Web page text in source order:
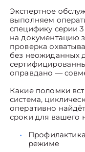
Экспертное
выполняем
специфику серии 3
на документацию
проверка
без неожиданных
оправдано —
Какие поломки
система,
оперативно
сроки для вашего
режиме